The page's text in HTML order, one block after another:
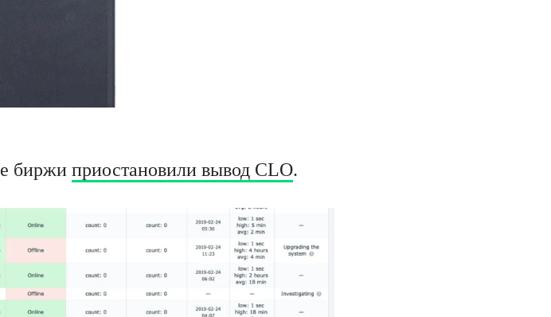
биржи приостановили вывод CLO.